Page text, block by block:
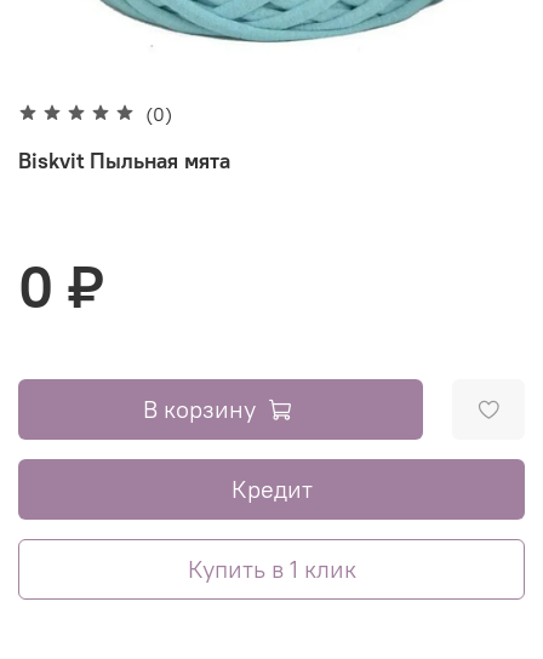
(0)
Biskvit Пыльная мята
0 ₽
В корзину
Кредит
Купить в 1 клик